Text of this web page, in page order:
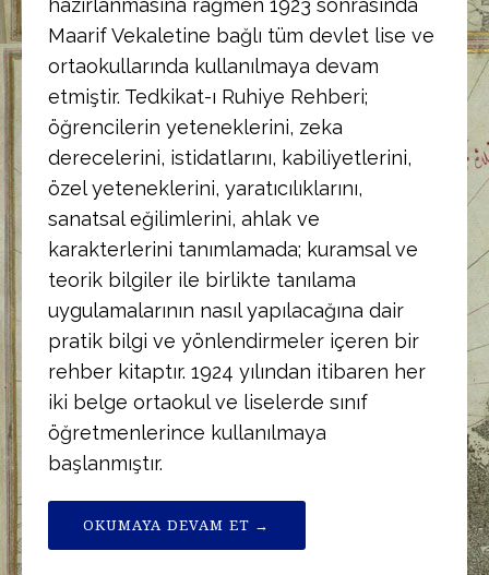
hazırlanmasına rağmen 1923 sonrasında
Maarif Vekaletine bağlı tüm devlet lise ve
ortaokullarında kullanılmaya devam
etmiştir. Tedkikat-ı Ruhiye Rehberi;
öğrencilerin yeteneklerini, zeka
derecelerini, istidatlarını, kabiliyetlerini,
özel yeteneklerini, yaratıcılıklarını,
sanatsal eğilimlerini, ahlak ve
karakterlerini tanımlamada; kuramsal ve
teorik bilgiler ile birlikte tanılama
uygulamalarının nasıl yapılacağına dair
pratik bilgi ve yönlendirmeler içeren bir
rehber kitaptır. 1924 yılından itibaren her
iki belge ortaokul ve liselerde sınıf
öğretmenlerince kullanılmaya
başlanmıştır.
OKUMAYA DEVAM ET →